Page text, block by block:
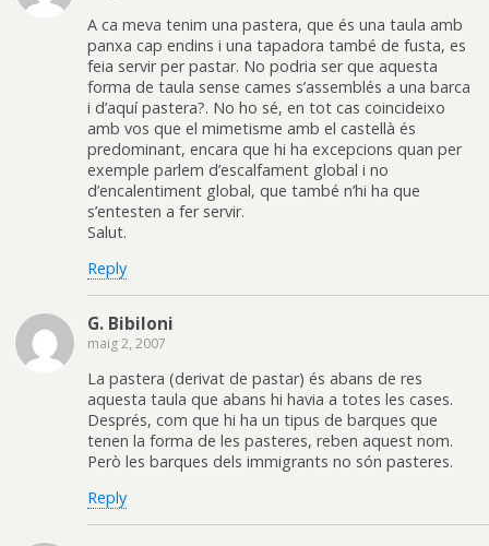
A ca meva tenim una pastera, que és una taula amb
panxa cap endins i una tapadora també de fusta, es
feia servir per pastar. No podria ser que aquesta
forma de taula sense cames s’assemblés a una barca
i d’aquí pastera?. No ho sé, en tot cas coincideixo
amb vos que el mimetisme amb el castellà és
predominant, encara que hi ha excepcions quan per
exemple parlem d’escalfament global i no
d’encalentiment global, que també n’hi ha que
s’entesten a fer servir.
Salut.
Reply
G. Bibiloni
maig 2, 2007
La pastera (derivat de pastar) és abans de res
aquesta taula que abans hi havia a totes les cases.
Després, com que hi ha un tipus de barques que
tenen la forma de les pasteres, reben aquest nom.
Però les barques dels immigrants no són pasteres.
Reply